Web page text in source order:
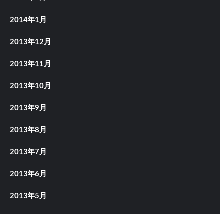
2014年1月
2013年12月
2013年11月
2013年10月
2013年9月
2013年8月
2013年7月
2013年6月
2013年5月